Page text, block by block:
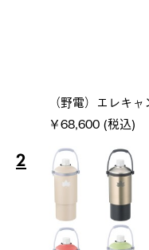
（野電）エレキ
￥68,600 (税込)
2